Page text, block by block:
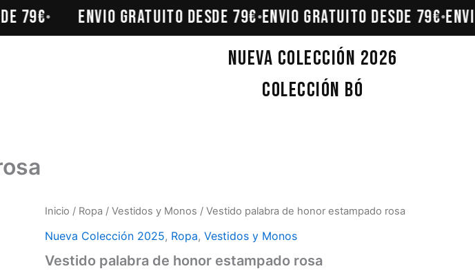
79€• ENVÍO GRATUITO DESDE 79€•ENVÍO GRATUITO DESDE 79€•
Nueva Colección 2026
Colección Bó
Inicio / Ropa / Vestidos y Monos / Vestido palabra de honor estampado rosa
Nueva Colección 2025, Ropa, Vestidos y Monos
Vestido palabra de honor estampado rosa